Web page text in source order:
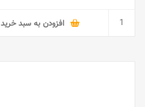
افزودن به سبد خرید